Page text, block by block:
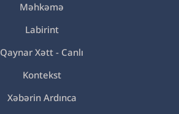
Məhkəmə
Labirint
Qaynar Xətt - Canlı
Kontekst
Xəbərin Ardınca